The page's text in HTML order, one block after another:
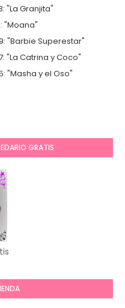
"La Granjita"
"Moana"
"Barbie Superestar"
"La Catrina y Coco"
"Masha y el Oso"
GRATIS